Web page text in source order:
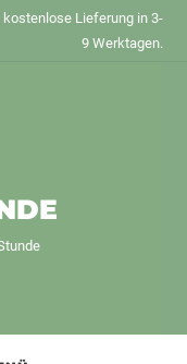
kostenlose Lieferung in 3-
9 Werktagen.